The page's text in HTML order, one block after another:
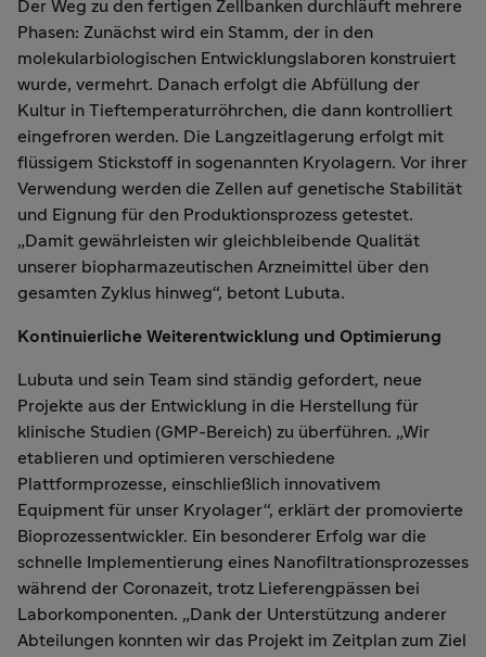
Der Weg zu den fertigen Zellbanken durchläuft mehrere
Phasen: Zunächst wird ein Stamm, der in den
molekularbiologischen Entwicklungslaboren konstruiert
wurde, vermehrt. Danach erfolgt die Abfüllung der
Kultur in Tieftemperaturröhrchen, die dann kontrolliert
eingefroren werden. Die Langzeitlagerung erfolgt mit
flüssigem Stickstoff in sogenannten Kryolagern. Vor ihrer
Verwendung werden die Zellen auf genetische Stabilität
und Eignung für den Produktionsprozess getestet.
„Damit gewährleisten wir gleichbleibende Qualität
unserer biopharmazeutischen Arzneimittel über den
gesamten Zyklus hinweg“, betont Lubuta.
Kontinuierliche Weiterentwicklung und Optimierung
Lubuta und sein Team sind ständig gefordert, neue
Projekte aus der Entwicklung in die Herstellung für
klinische Studien (GMP-Bereich) zu überführen. „Wir
etablieren und optimieren verschiedene
Plattformprozesse, einschließlich innovativem
Equipment für unser Kryolager“, erklärt der promovierte
Bioprozessentwickler. Ein besonderer Erfolg war die
schnelle Implementierung eines Nanofiltrationsprozesses
während der Coronazeit, trotz Lieferengpässen bei
Laborkomponenten. „Dank der Unterstützung anderer
Abteilungen konnten wir das Projekt im Zeitplan zum Ziel